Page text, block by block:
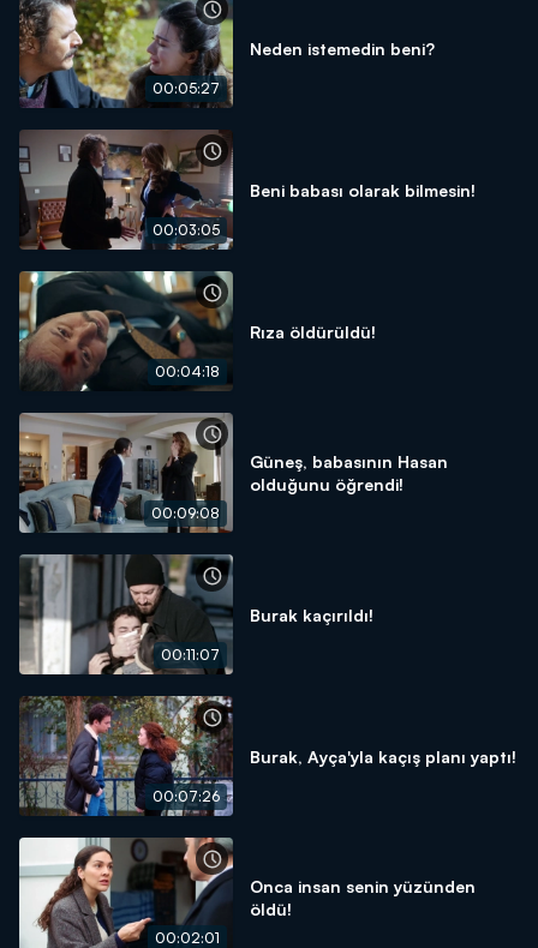
00:05:27
Neden istemedin beni?
00:03:05
Beni babası olarak bilmesin!
00:04:18
Rıza öldürüldü!
00:09:08
Güneş, babasının Hasan
olduğunu öğrendi!
00:11:07
Burak kaçırıldı!
00:07:26
Burak, Ayça'yla kaçış planı yaptı!
00:02:01
Onca insan senin yüzünden
öldü!